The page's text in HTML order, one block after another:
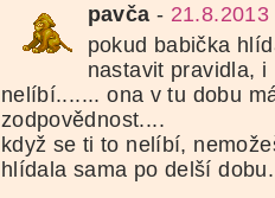
pavča -
pokud babička
nastavit pravidla, i
nelíbí....... ona v tu dobu
zodpovědnost....
když se ti to nelíbí,
hlídala sama po delší